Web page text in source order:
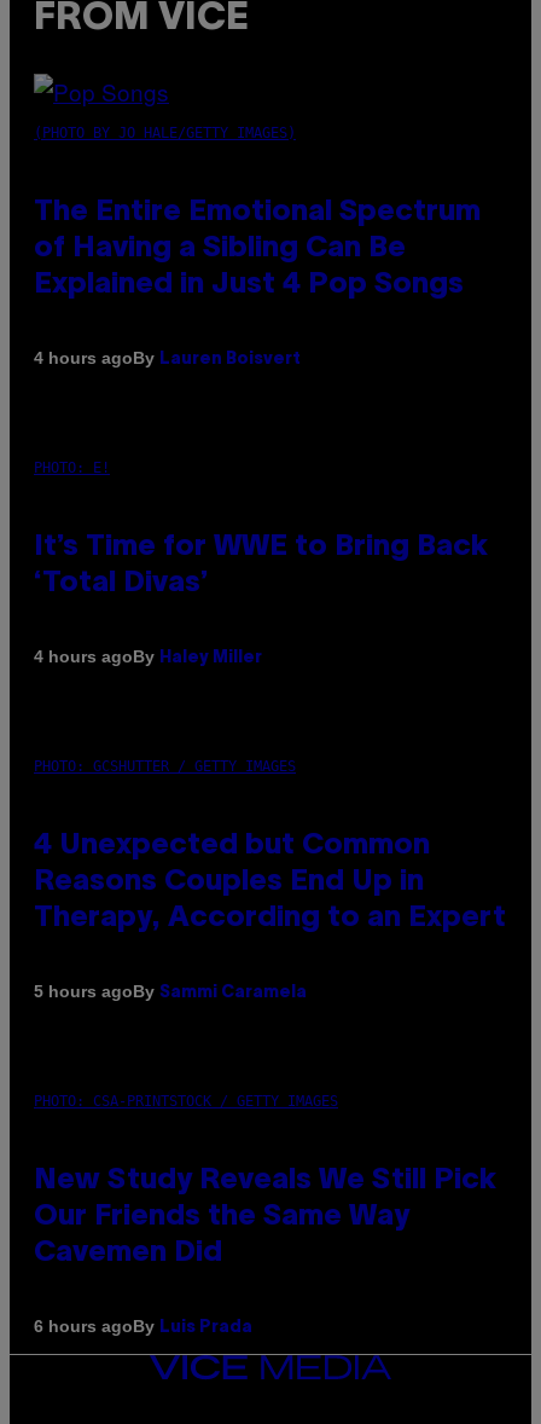
FROM VICE
(PHOTO BY JO HALE/GETTY IMAGES)
The Entire Emotional Spectrum
of Having a Sibling Can Be
Explained in Just 4 Pop Songs
4 hours agoBy Lauren Boisvert
PHOTO: E!
It’s Time for WWE to Bring Back
‘Total Divas’
4 hours agoBy Haley Miller
PHOTO: GCSHUTTER / GETTY IMAGES
4 Unexpected but Common
Reasons Couples End Up in
Therapy, According to an Expert
5 hours agoBy Sammi Caramela
PHOTO: CSA-PRINTSTOCK / GETTY IMAGES
New Study Reveals We Still Pick
Our Friends the Same Way
Cavemen Did
6 hours agoBy Luis Prada
VICE
MEDIA